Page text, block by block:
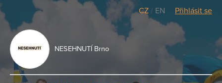
CZ / EN Přihlásit se
NESEHNUTÍ Brno